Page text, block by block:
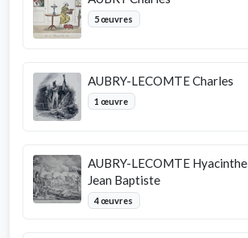
5 œuvres
AUBRY-LECOMTE Charles
1 œuvre
AUBRY-LECOMTE
Jean Baptiste
4 œuvres